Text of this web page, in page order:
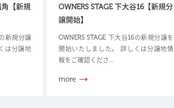
角【新規
新規分譲
は分譲地
OWNERS STAGE 下大谷16【新規分
譲開始】
OWNERS STAGE 下大谷16の新規分譲を
開始いたしました。 詳しくは分譲地情
報をご確認くださ...
more